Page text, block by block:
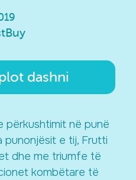
dashni
përkushtimit në punë
e tij, Frutti
dhe me triumfe të
kombëtare të